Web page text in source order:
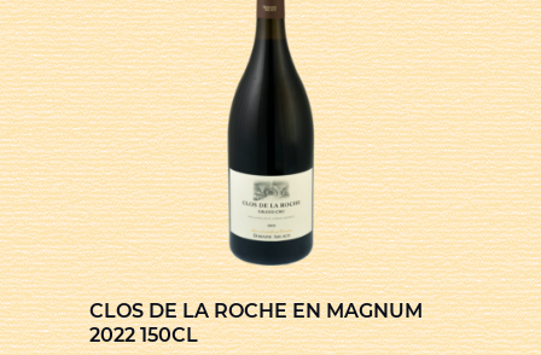
CLOS DE LA ROCHE EN MAGNUM
2022 150CL